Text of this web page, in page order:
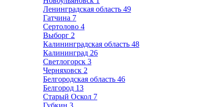
Ленинградская область 49
Гатчина 7
Сертолово 4
Выборг 2
Калининградская область 48
Калининград 26
Светлогорск 3
Черняховск 2
Белгородская область 46
Белгород 13
Старый Оскол 7
Губкин 3